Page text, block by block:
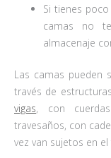
Si tienes
camas no
almacenaje
Las camas pueden
través de
vigas, con
travesaños, con
vez van sujetos en